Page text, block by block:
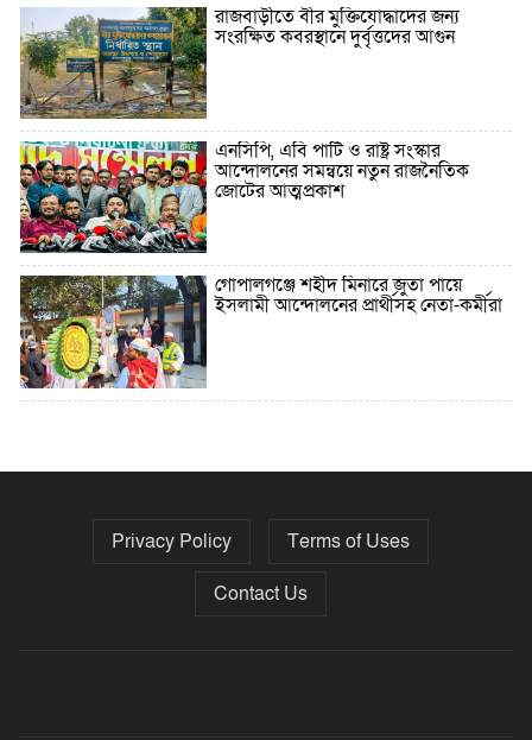
রাজবাড়ীতে বীর মুক্তিযোদ্ধাদের জন্য
সংরক্ষিত কবরস্থানে দুর্বৃত্তদের আগুন
এনসিপি, এবি পার্টি ও রাষ্ট্র সংস্কার
আন্দোলনের সমন্বয়ে নতুন রাজনৈতিক
জোটের আত্মপ্রকাশ
গোপালগঞ্জে শহীদ মিনারে জুতা পায়ে
ইসলামী আন্দোলনের প্রার্থীসহ নেতা-কর্মীরা
নির্বাচনের তফসিল ৮-১৫ ডিসেম্বরের মধ্যে
Privacy Policy
Terms of Uses
Contact Us